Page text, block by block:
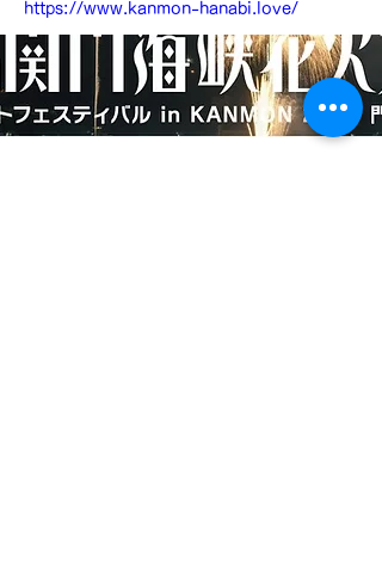
https://www.kanmon-hanabi.love/